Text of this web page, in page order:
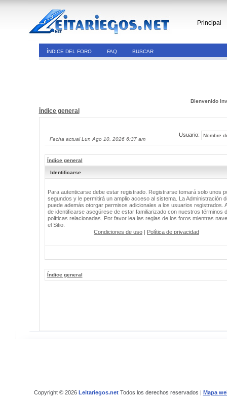
Principal
ÍNDICE DEL FORO FAQ BUSCAR
Bienvenido
Índice general
Fecha actual Lun Ago 10, 2026 6:37 am
Usuario:
Índice general
Identificarse
Para autenticarse debe estar registrado. Registrarse tomará solo unos
segundos y le permitirá un amplio acceso al sistema. La Administración
puede además otorgar permisos adicionales a los usuarios registrados.
de identificarse asegúrese de estar familiarizado con nuestros términos
políticas relacionadas. Por favor lea las reglas de los foros mientras
el Sitio.
Condiciones de uso | Política de privacidad
Índice general
Copyright © 2026 Leitariegos.netTodos los derechos reservados | Mapa